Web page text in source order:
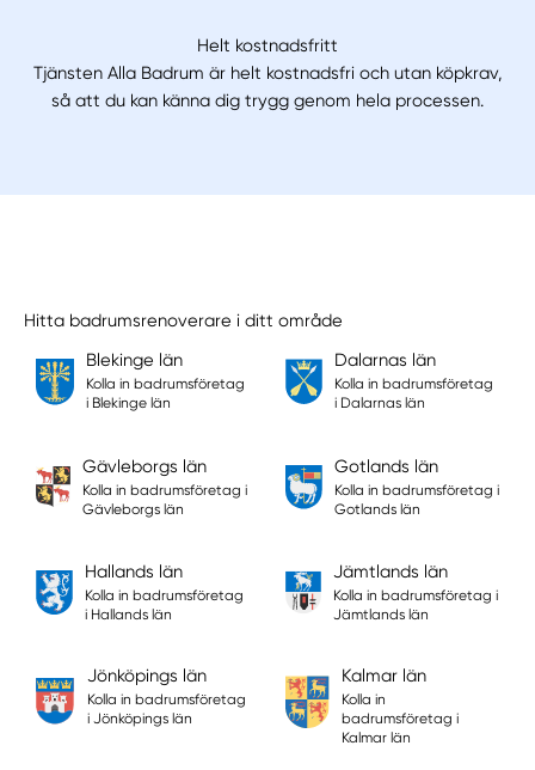
Helt kostnadsfritt
Tjänsten Alla Badrum är helt kostnadsfri och utan köpkrav,
så att du kan känna dig trygg genom hela processen.
Hitta badrumsrenoverare i ditt område
Blekinge län
Kolla in badrumsföretag
i Blekinge län
Dalarnas län
Kolla in badrumsföretag
i Dalarnas län
Gävleborgs län
Kolla in badrumsföretag i
Gävleborgs län
Gotlands län
Kolla in badrumsföretag i
Gotlands län
Hallands län
Kolla in badrumsföretag
i Hallands län
Jämtlands län
Kolla in badrumsföretag i
Jämtlands län
Jönköpings län
Kolla in badrumsföretag
i Jönköpings län
Kalmar län
Kolla in
badrumsföretag i
Kalmar län